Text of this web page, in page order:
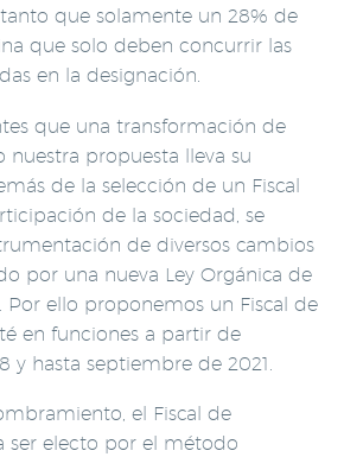
tanto que solamente un 28% de
que solo deben concurrir las
en la designación.
que una transformación de
nuestra propuesta lleva su
de la selección de un Fiscal
de la sociedad, se
de diversos cambios
por una nueva Ley Orgánica de
Por ello proponemos un Fiscal de
en funciones a partir de
y hasta septiembre de 2021.
el Fiscal de
ser electo por el método